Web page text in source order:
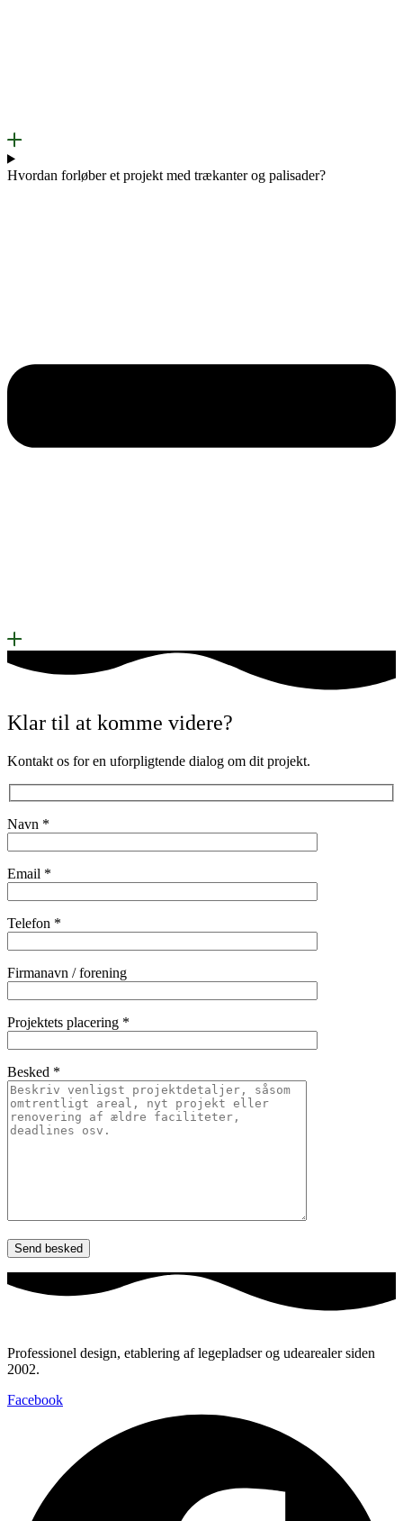
Hvordan forløber et projekt med trækanter og palisader?
Klar til at komme videre?
Kontakt os for en uforpligtende dialog om dit projekt.
Navn *
Email *
Telefon *
Firmanavn / forening
Projektets placering *
Besked *
Professionel design, etablering af legepladser og udearealer siden
2002.
Facebook